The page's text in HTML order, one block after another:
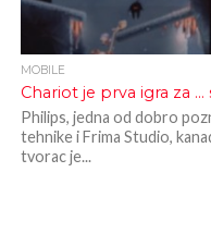
MOBILE
Chariot je prva igra za …
Philips, jedna od dobro
tehnike i Frima Studio,
tvorac je...